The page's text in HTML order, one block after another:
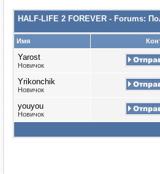
HALF-LIFE 2 FOREVER - Forums:
Имя
Yarost
Новичок
Yrikonchik
Новичок
youyou
Новичок